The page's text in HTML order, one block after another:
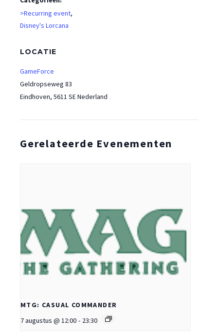
>Recurring event,
Disney's Lorcana
LOCATIE
GameForce
Geldropseweg 83
Eindhoven, 5611 SENederland
Gerelateerde Evenementen
MTG: CASUAL COMMANDER
7 augustus @ 12:00 - 23:30